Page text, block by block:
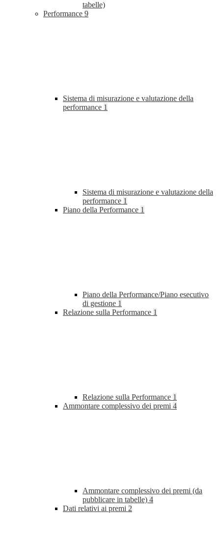
tabelle)
Performance 9
Sistema di misurazione e valutazione della
performance 1
Sistema di misurazione e valutazione della
performance 1
Piano della Performance 1
Piano della Performance/Piano esecutivo
di gestione 1
Relazione sulla Performance 1
Relazione sulla Performance 1
Ammontare complessivo dei premi 4
Ammontare complessivo dei premi (da
pubblicare in tabelle) 4
Dati relativi ai premi 2